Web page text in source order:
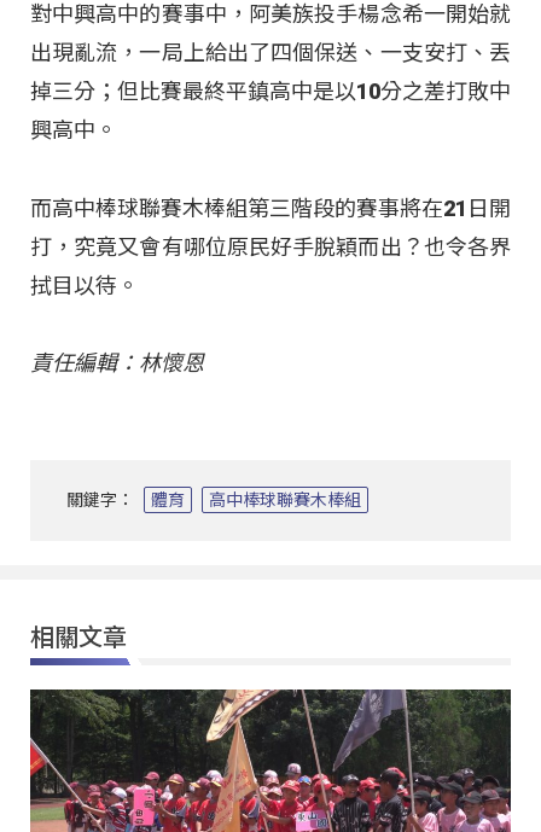
對中興高中的賽事中，阿美族投手楊念希一開始就
出現亂流，一局上給出了四個保送、一支安打、丟
掉三分；但比賽最終平鎮高中是以10分之差打敗中
興高中。
而高中棒球聯賽木棒組第三階段的賽事將在21日開
打，究竟又會有哪位原民好手脫穎而出？也令各界
拭目以待。
責任編輯：林懷恩
關鍵字： 體育 高中棒球聯賽木棒組
相關文章